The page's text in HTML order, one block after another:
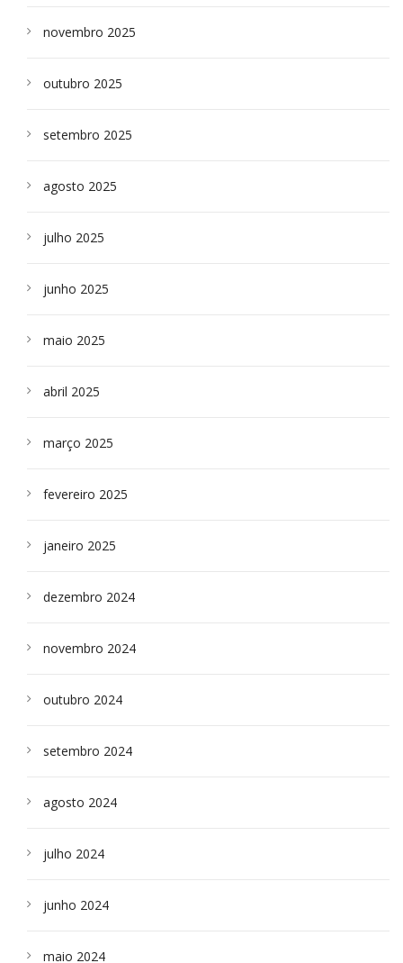
novembro 2025
outubro 2025
setembro 2025
agosto 2025
julho 2025
junho 2025
maio 2025
abril 2025
março 2025
fevereiro 2025
janeiro 2025
dezembro 2024
novembro 2024
outubro 2024
setembro 2024
agosto 2024
julho 2024
junho 2024
maio 2024